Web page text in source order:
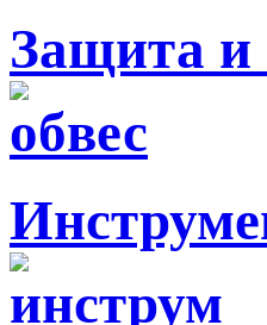
Защита и